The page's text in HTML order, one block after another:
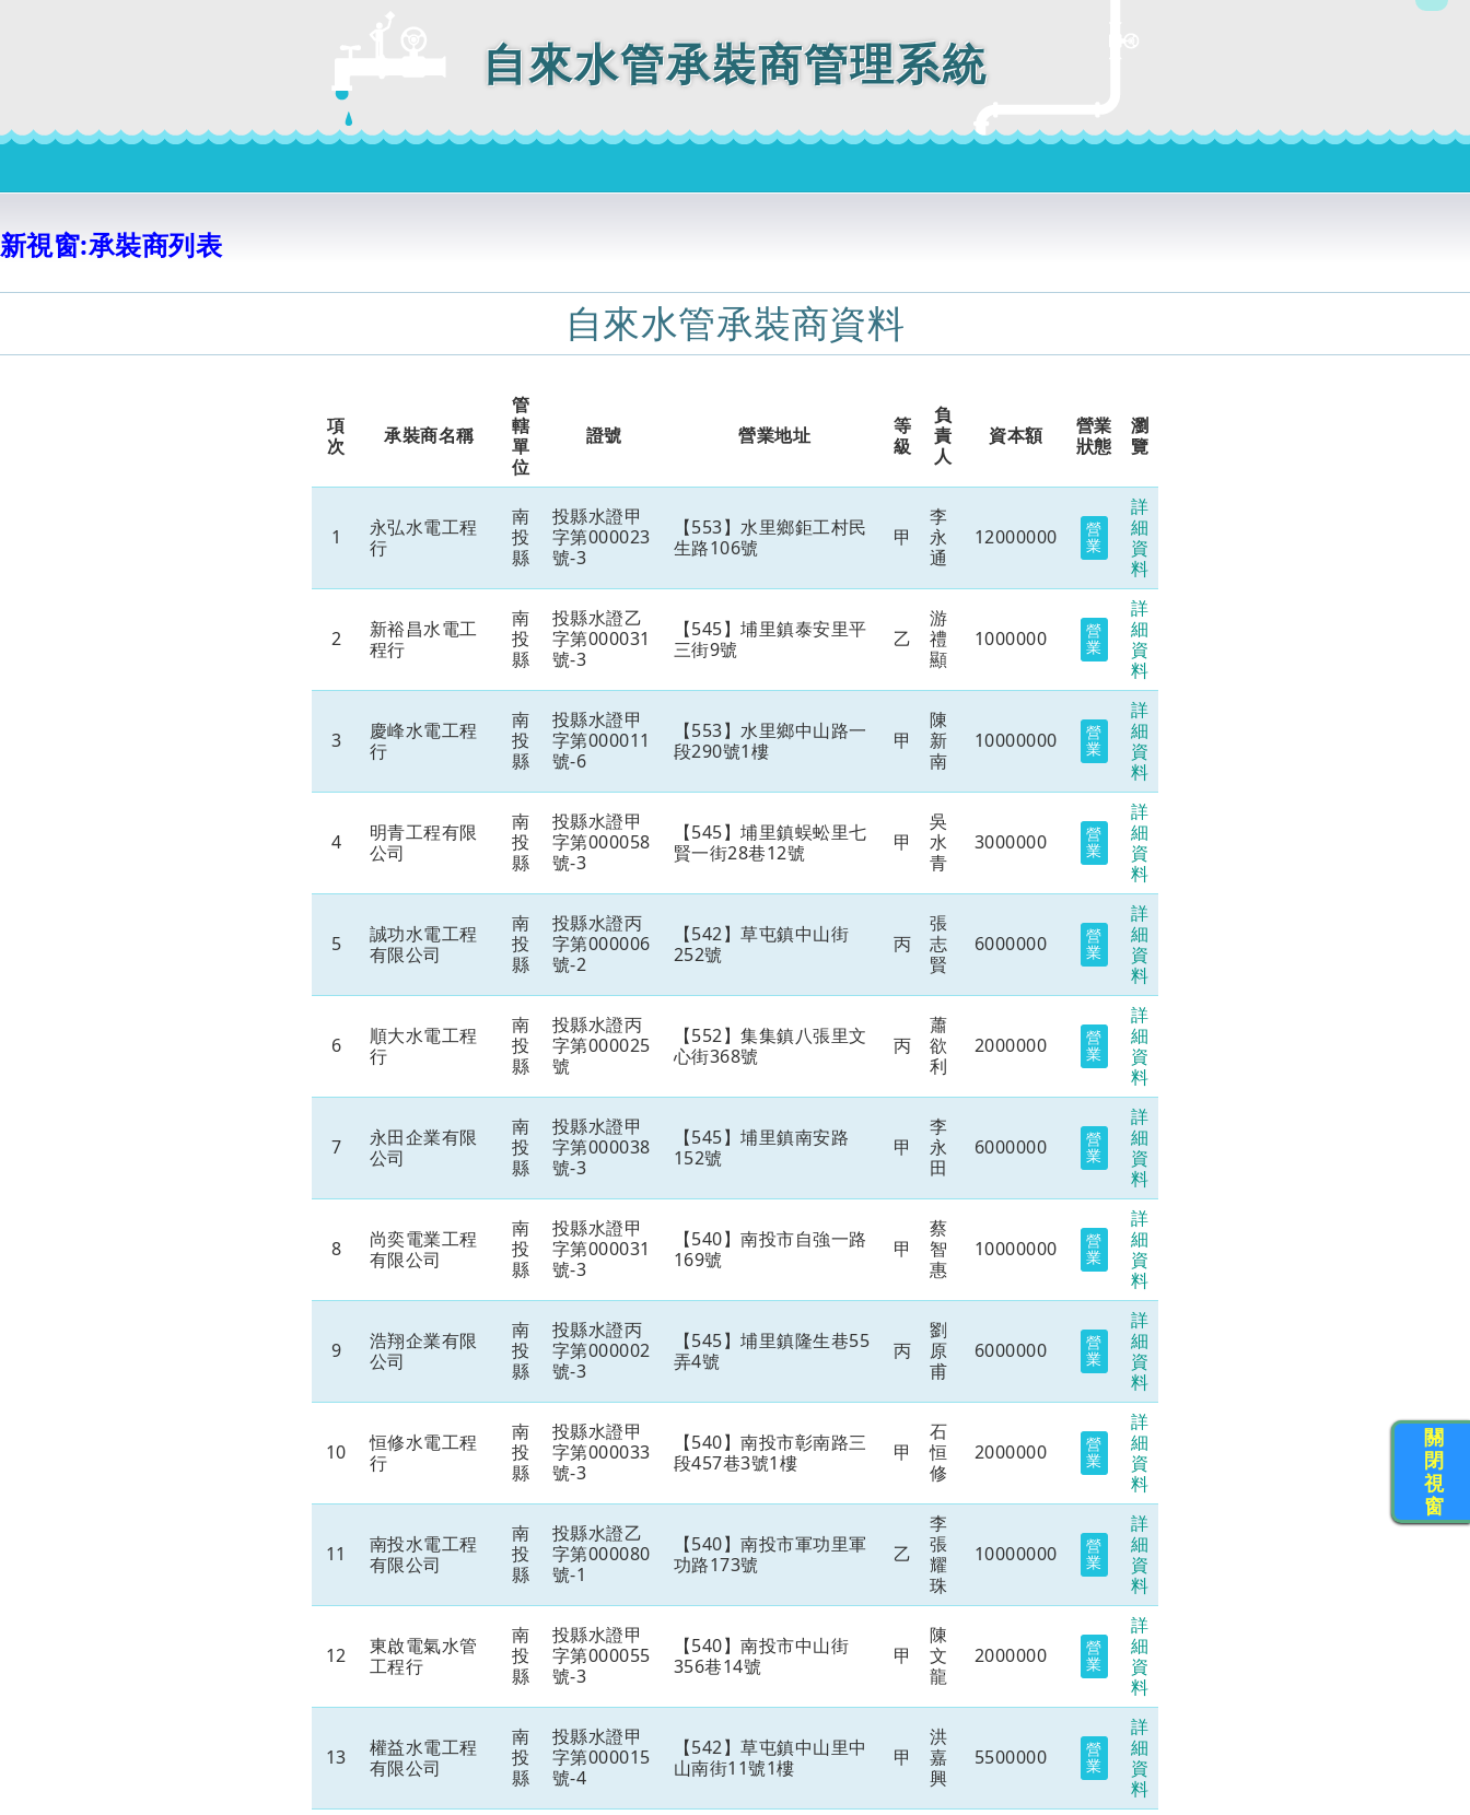
自來水管承裝商管理系統
新視窗:承裝商列表
自來水管承裝商資料
項
次
承裝商名稱
管
轄
單
位
證號 營業地址
等
級
負
責
人
資本額
營業
狀態
瀏
覽
1
永弘水電工程
行
南
投
縣
投縣水證甲
字第000023
號-3
【553】水里鄉鉅工村民
生路106號
甲
李
永
通
12000000 營
業
詳
細
資
料
2
新裕昌水電工
程行
南
投
縣
投縣水證乙
字第000031
號-3
【545】埔里鎮泰安里平
三街9號
乙
游
禮
顯
1000000 營
業
詳
細
資
料
3
慶峰水電工程
行
南
投
縣
投縣水證甲
字第000011
號-6
【553】水里鄉中山路一
段290號1樓
甲
陳
新
南
10000000 營
業
詳
細
資
料
4
明青工程有限
公司
南
投
縣
投縣水證甲
字第000058
號-3
【545】埔里鎮蜈蚣里七
賢一街28巷12號
甲
吳
水
青
3000000 營
業
詳
細
資
料
5
誠功水電工程
有限公司
南
投
縣
投縣水證丙
字第000006
號-2
【542】草屯鎮中山街
252號
丙
張
志
賢
6000000 營
業
詳
細
資
料
6
順大水電工程
行
南
投
縣
投縣水證丙
字第000025
號
【552】集集鎮八張里文
心街368號
丙
蕭
欲
利
2000000 營
業
詳
細
資
料
7
永田企業有限
公司
南
投
縣
投縣水證甲
字第000038
號-3
【545】埔里鎮南安路
152號
甲
李
永
田
6000000 營
業
詳
細
資
料
8
尚奕電業工程
有限公司
南
投
縣
投縣水證甲
字第000031
號-3
【540】南投市自強一路
169號
甲
蔡
智
惠
10000000 營
業
詳
細
資
料
9
浩翔企業有限
公司
南
投
縣
投縣水證丙
字第000002
號-3
【545】埔里鎮隆生巷55
弄4號
丙
劉
原
甫
6000000 營
業
詳
細
資
料
10
恒修水電工程
行
南
投
縣
投縣水證甲
字第000033
號-3
【540】南投市彰南路三
段457巷3號1樓
甲
石
恒
修
2000000 營
業
詳
細
資
料
11
南投水電工程
有限公司
南
投
縣
投縣水證乙
字第000080
號-1
【540】南投市軍功里軍
功路173號
乙
李
張
耀
珠
10000000 營
業
詳
細
資
料
12
東啟電氣水管
工程行
南
投
縣
投縣水證甲
字第000055
號-3
【540】南投市中山街
356巷14號
甲
陳
文
龍
2000000 營
業
詳
細
資
料
13
權益水電工程
有限公司
南
投
縣
投縣水證甲
字第000015
號-4
【542】草屯鎮中山里中
山南街11號1樓
甲
洪
嘉
興
5500000 營
業
詳
細
資
料
關
閉
視
窗